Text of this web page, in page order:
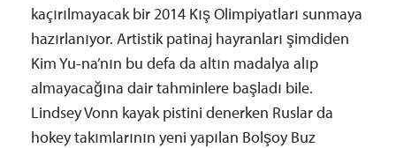
kaçırılmayacak bir 2014 Kış Olimpiyatları sunmaya
hazırlanıyor. Artistik patinaj hayranları şimdiden
Kim Yu-na’nın bu defa da altın madalya alıp
almayacağına dair tahminlere başladı bile.
Lindsey Vonn kayak pistini denerken Ruslar da
hokey takımlarının yeni yapılan Bolşoy Buz